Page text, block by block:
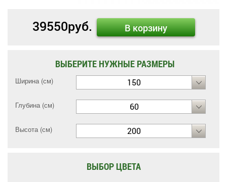
39550руб. В корзину
ВЫБЕРИТЕ НУЖНЫЕ РАЗМЕРЫ
Ширина (см) 150
Глубина (см) 60
Высота (см) 200
ВЫБОР ЦВЕТА